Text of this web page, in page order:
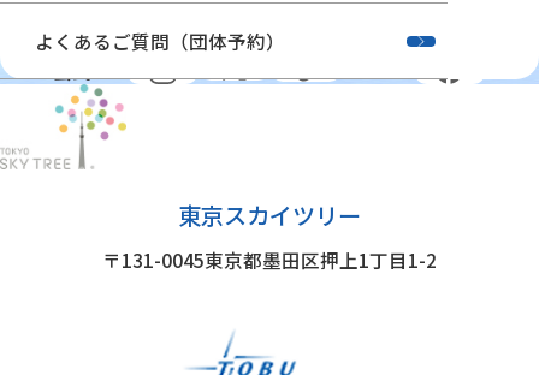
よくあるご質問（団体予約）
東京スカイツリー
〒131-0045東京都墨田区押上1丁目1-2